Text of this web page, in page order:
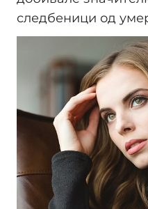
следбеници од